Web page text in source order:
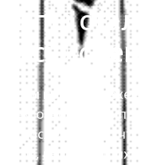
Типы
Стали при
трем основным
раскисления или,
газов,